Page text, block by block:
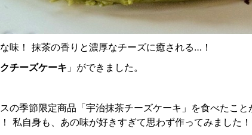
味！ 抹茶の香りと濃厚なチーズに癒される…！
チーズケーキ 」ができました。
の季節限定商品「宇治抹茶チーズケーキ」を食べたこ
私自身も、あの味が好きすぎて思わず作ってみました